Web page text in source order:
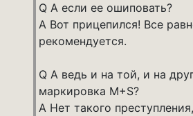
Q А если ее ошиповать?
A Вот прицепился! Все
рекомендуется.
Q А ведь и на той, и на
маркировка M+S?
A Нет такого